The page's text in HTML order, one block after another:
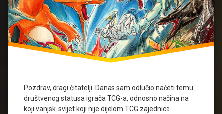
Pozdrav, dragi čitatelji. Danas sam odlučio načeti temu
društvenog statusa igrača TCG-a, odnosno načina na
koji vanjski svijet koji nije dijelom TCG zajednice